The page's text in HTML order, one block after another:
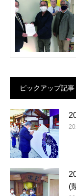
ピックアップ記事
(